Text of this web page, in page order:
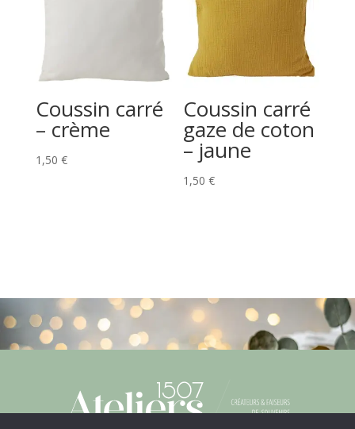
Coussin carré
– crème
1,50 €
Coussin carré
gaze de coton
– jaune
1,50€